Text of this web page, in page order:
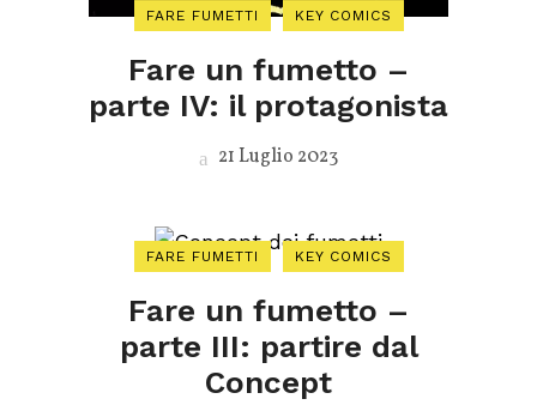
FARE FUMETTI KEY COMICS
Fare un fumetto –
parte IV: il protagonista
21 Luglio 2023
FARE FUMETTI KEY COMICS
Fare un fumetto –
parte III: partire dal
Concept